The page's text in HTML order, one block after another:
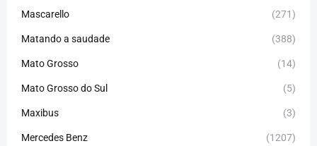
Mascarello (271)
Matando a saudade (388)
Mato Grosso (14)
Mato Grosso do Sul (5)
Maxibus (3)
Mercedes Benz (1207)